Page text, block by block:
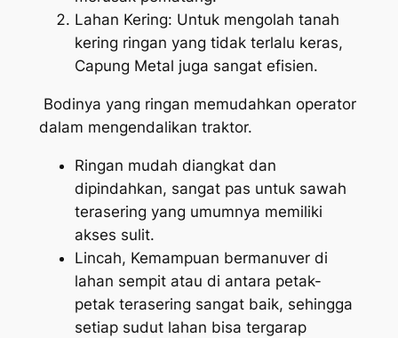
Lahan Kering: Untuk mengolah tanah
kering ringan yang tidak terlalu keras,
Capung Metal juga sangat efisien.
Bodinya yang ringan memudahkan operator
dalam mengendalikan traktor.
Ringan mudah diangkat dan
dipindahkan, sangat pas untuk sawah
terasering yang umumnya memiliki
akses sulit.
Lincah, Kemampuan bermanuver di
lahan sempit atau di antara petak-
petak terasering sangat baik, sehingga
setiap sudut lahan bisa tergarap